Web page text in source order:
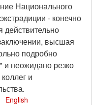
Национального
- конечно
действительно
высшая
подробно
и неожидано резко
и
English